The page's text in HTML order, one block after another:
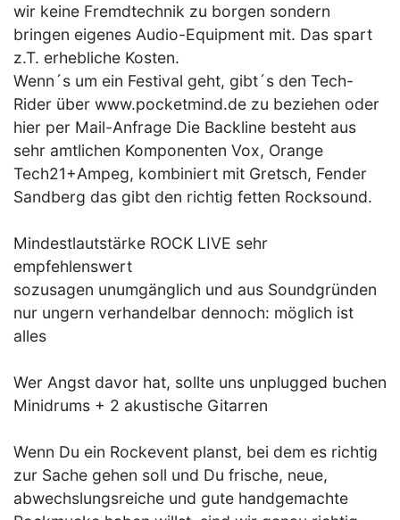
wir keine Fremdtechnik zu borgen sondern
bringen eigenes Audio-Equipment mit. Das spart
z.T. erhebliche Kosten.
Wenn´s um ein Festival geht, gibt´s den Tech-
Rider über www.pocketmind.de zu beziehen oder
hier per Mail-Anfrage Die Backline besteht aus
sehr amtlichen Komponenten Vox, Orange
Tech21+Ampeg, kombiniert mit Gretsch, Fender
Sandberg das gibt den richtig fetten Rocksound.
Mindestlautstärke ROCK LIVE sehr
empfehlenswert
sozusagen unumgänglich und aus Soundgründen
nur ungern verhandelbar dennoch: möglich ist
alles
Wer Angst davor hat, sollte uns unplugged buchen
Minidrums + 2 akustische Gitarren
Wenn Du ein Rockevent planst, bei dem es richtig
zur Sache gehen soll und Du frische, neue,
abwechslungsreiche und gute handgemachte